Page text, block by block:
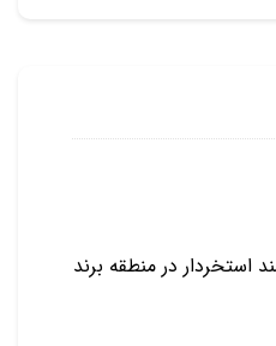
استخردار در منطقه برند